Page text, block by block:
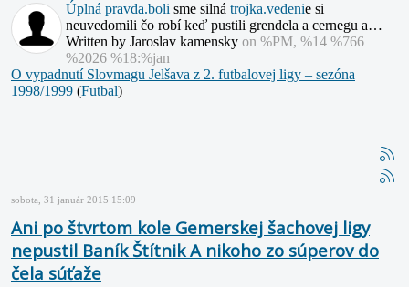
Úplná pravda.boli sme silná trojka.vedenie si
neuvedomili čo robí keď pustili grendela a cernegu a…
Written by Jaroslav kamensky on %PM, %14 %766
%2026 %18:%jan
O vypadnutí Slovmagu Jelšava z 2. futbalovej ligy – sezóna
1998/1999 (Futbal)
sobota, 31 január 2015 15:09
Ani po štvrtom kole Gemerskej šachovej ligy
nepustil Baník Štítnik A nikoho zo súperov do
čela súťaže